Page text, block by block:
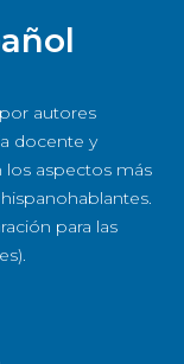
autores
docente y
los aspectos más
para las